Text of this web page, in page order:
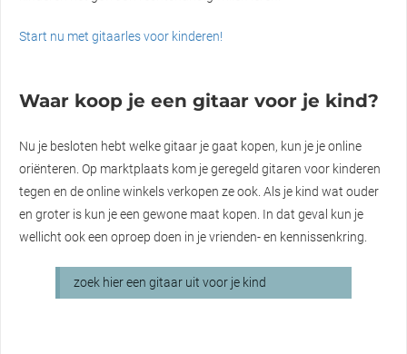
Start nu met gitaarles voor kinderen!
Waar koop je een gitaar voor je kind?
Nu je besloten hebt welke gitaar je gaat kopen, kun je je online
oriënteren. Op marktplaats kom je geregeld gitaren voor kinderen
tegen en de online winkels verkopen ze ook. Als je kind wat ouder
en groter is kun je een gewone maat kopen. In dat geval kun je
wellicht ook een oproep doen in je vrienden- en kennissenkring.
zoek hier een gitaar uit voor je kind